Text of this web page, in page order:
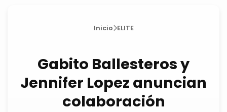
Inicio ELITE
Gabito Ballesteros y
Jennifer Lopez anuncian
colaboración